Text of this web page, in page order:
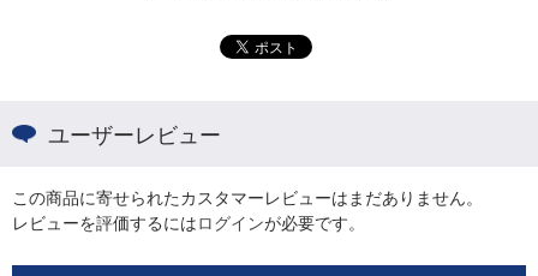
ユーザーレビュー
この商品に寄せられたカスタマーレビューはまだありません。
レビューを評価するにはログインが必要です。